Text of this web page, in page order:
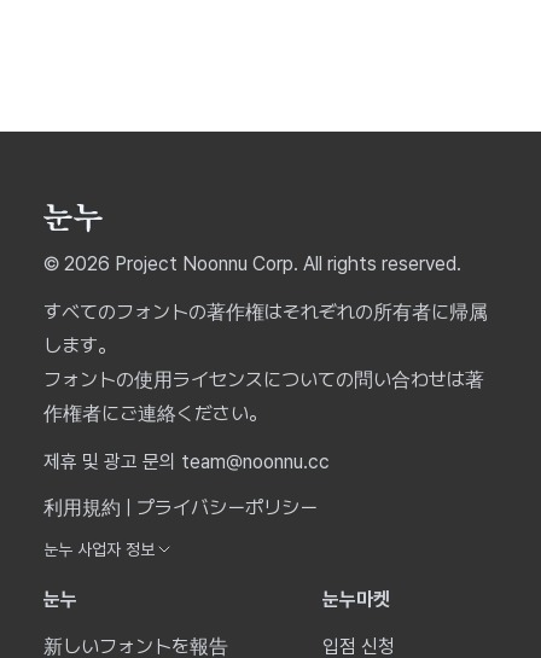
© 2026 Project Noonnu Corp. All rights reserved.
すべてのフォントの著作権はそれぞれの所有者に帰属
します。
フォントの使用ライセンスについての問い合わせは著
作権者にご連絡ください。
제휴 및 광고 문의 team@noonnu.cc
利用規約
プライバシーポリシー
눈누 사업자 정보
눈누
新しいフォントを報告
눈누마켓
입점 신청